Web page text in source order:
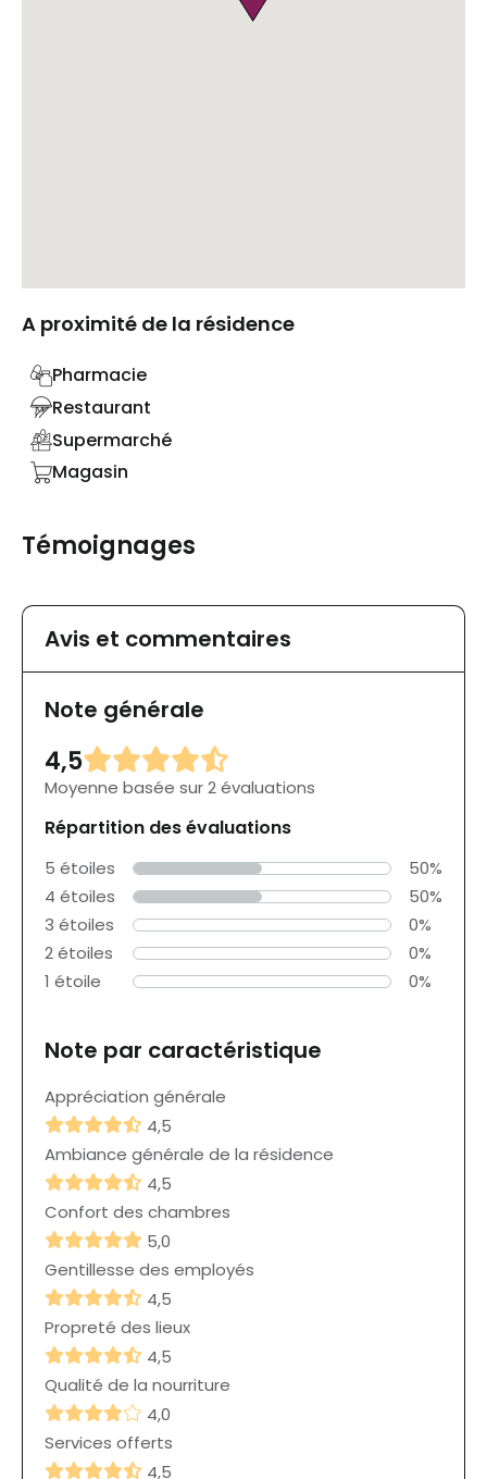
A proximité de la résidence
Pharmacie
Restaurant
Supermarché
Magasin
Témoignages
Avis et commentaires
Note générale
4,5
Moyenne basée sur 2 évaluations
Répartition des évaluations
5 étoiles
50%
4 étoiles
50%
3 étoiles
0%
2 étoiles
0%
1 étoile
0%
Note par caractéristique
Appréciation générale
4,5
Ambiance générale de la résidence
4,5
Confort des chambres
5,0
Gentillesse des employés
4,5
Propreté des lieux
4,5
Qualité de la nourriture
4,0
Services offerts
4,5